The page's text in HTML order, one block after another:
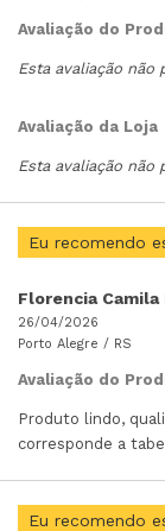
Avaliação do
Esta avaliação não
Avaliação da Loja
Esta avaliação não
Eu recomendo
Florencia Camila
26/04/2026
Porto Alegre / RS
Avaliação do
Produto lindo,
corresponde a
Eu recomendo